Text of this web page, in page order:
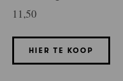
11,50
HIER TE KOOP